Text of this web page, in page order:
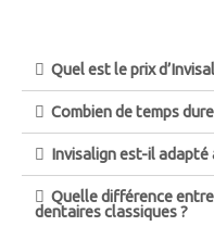
Quel est le prix
Combien de temps
Invisalign est-il adapté
Quelle différence
dentaires classiques ?